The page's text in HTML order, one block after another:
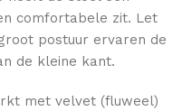
comfortabele zit. Let
postuur ervaren de
de kleine kant.
met velvet (fluweel)